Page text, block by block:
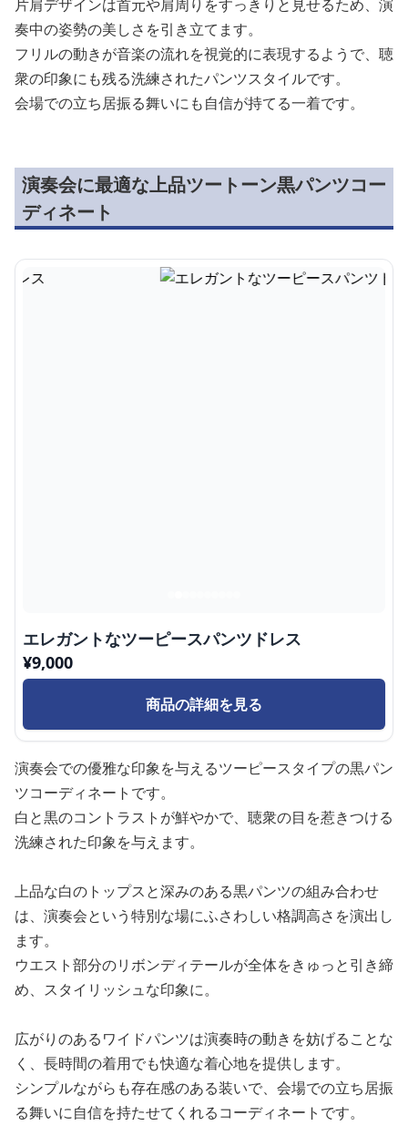
片肩デザインは首元や肩周りをすっきりと見せるため、演
奏中の姿勢の美しさを引き立てます。
フリルの動きが音楽の流れを視覚的に表現するようで、聴
衆の印象にも残る洗練されたパンツスタイルです。
会場での立ち居振る舞いにも自信が持てる一着です。
演奏会に最適な上品ツートーン黒パンツコー
ディネート
エレガントなツーピースパンツドレス
¥9,000
商品の詳細を見る
演奏会での優雅な印象を与えるツーピースタイプの黒パン
ツコーディネートです。
白と黒のコントラストが鮮やかで、聴衆の目を惹きつける
洗練された印象を与えます。
上品な白のトップスと深みのある黒パンツの組み合わせ
は、演奏会という特別な場にふさわしい格調高さを演出し
ます。
ウエスト部分のリボンディテールが全体をきゅっと引き締
め、スタイリッシュな印象に。
広がりのあるワイドパンツは演奏時の動きを妨げることな
く、長時間の着用でも快適な着心地を提供します。
シンプルながらも存在感のある装いで、会場での立ち居振
る舞いに自信を持たせてくれるコーディネートです。